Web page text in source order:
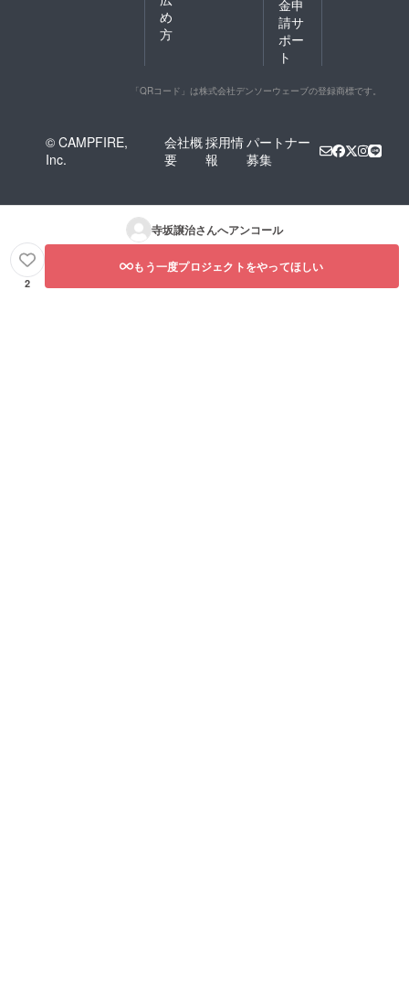
め
方
金申
請サ
ポー
ト
「QRコード」は株式会社デンソーウェーブの登録商標です。
© CAMPFIRE,
Inc.
会社概
要
採用情
報
パートナー
募集
寺坂譲治さんへアンコール
2
もう一度プロジェクトをやってほしい